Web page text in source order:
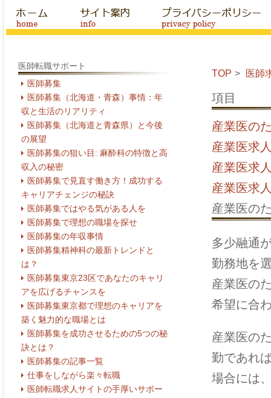
医師転職サポート
医師募集
医師募集（北海道・青森）事情：年
収と生活のリアリティ
医師募集（北海道と青森県）と今後
の展望
医師募集の狙い目: 麻酔科の特徴と高
収入の秘密
医師募集で見直す働き方！成功する
キャリアチェンジの秘訣
医師募集ではやる気がある人を
医師募集で理想の職場を探せ
医師募集の年収事情
医師募集精神科の最新トレンドと
は？
医師募集東京23区であなたのキャリ
アを広げるチャンスを
医師募集東京都で理想のキャリアを
築く魅力的な職場とは
医師募集を成功させるための5つの秘
訣とは？
医師募集の記事一覧
仕事をしながら楽々転職
医師転職求人サイトの手厚いサポー
TOP 医師
項目
産業医の
産業医求
産業医求
産業医求
産業医の
多少融通
勤務地を
産業医の
希望に合
産業医の
勤であれ
場合には